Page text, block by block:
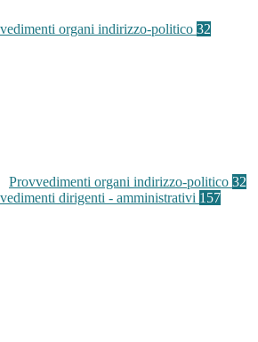
organi indirizzo-politico 32
Provvedimenti organi indirizzo-politico 32
dirigenti - amministrativi 157